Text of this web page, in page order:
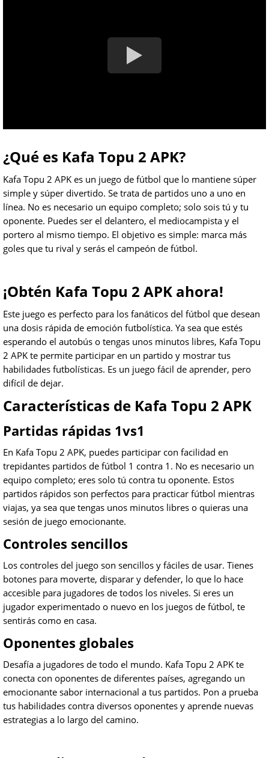
¿Qué es Kafa Topu 2 APK?
Kafa Topu 2 APK es un juego de fútbol que lo mantiene súper
simple y súper divertido. Se trata de partidos uno a uno en
línea. No es necesario un equipo completo; solo sois tú y tu
oponente. Puedes ser el delantero, el mediocampista y el
portero al mismo tiempo. El objetivo es simple: marca más
goles que tu rival y serás el campeón de fútbol.
¡Obtén Kafa Topu 2 APK ahora!
Este juego es perfecto para los fanáticos del fútbol que desean
una dosis rápida de emoción futbolística. Ya sea que estés
esperando el autobús o tengas unos minutos libres, Kafa Topu
2 APK te permite participar en un partido y mostrar tus
habilidades futbolísticas. Es un juego fácil de aprender, pero
difícil de dejar.
Características de Kafa Topu 2 APK
Partidas rápidas 1vs1
En Kafa Topu 2 APK, puedes participar con facilidad en
trepidantes partidos de fútbol 1 contra 1. No es necesario un
equipo completo; eres solo tú contra tu oponente. Estos
partidos rápidos son perfectos para practicar fútbol mientras
viajas, ya sea que tengas unos minutos libres o quieras una
sesión de juego emocionante.
Controles sencillos
Los controles del juego son sencillos y fáciles de usar. Tienes
botones para moverte, disparar y defender, lo que lo hace
accesible para jugadores de todos los niveles. Si eres un
jugador experimentado o nuevo en los juegos de fútbol, te
sentirás como en casa.
Oponentes globales
Desafía a jugadores de todo el mundo. Kafa Topu 2 APK te
conecta con oponentes de diferentes países, agregando un
emocionante sabor internacional a tus partidos. Pon a prueba
tus habilidades contra diversos oponentes y aprende nuevas
estrategias a lo largo del camino.